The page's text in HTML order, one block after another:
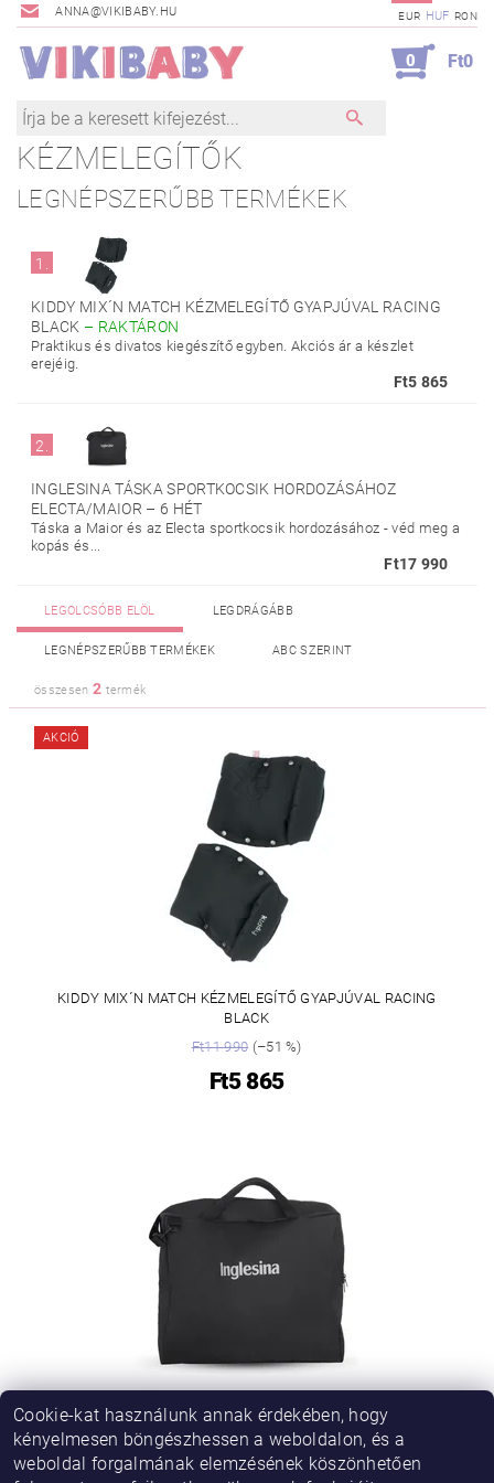
ANNA@VIKIBABY.HU EUR HUF RON
0 Ft0
KÉZMELEGÍTŐK
LEGNÉPSZERŰBB TERMÉKEK
1.
KIDDY MIX´N MATCH KÉZMELEGÍTŐ GYAPJÚVAL RACING
BLACK – RAKTÁRON
Praktikus és divatos kiegészítő egyben. Akciós ár a készlet
erejéig.
Ft5 865
2.
INGLESINA TÁSKA SPORTKOCSIK HORDOZÁSÁHOZ
ELECTA/MAIOR – 6 HÉT
Táska a Maior és az Electa sportkocsik hordozásához - véd meg a
kopás és...
Ft17 990
LEGOLCSÓBB ELÖL LEGDRÁGÁBB
LEGNÉPSZERŰBB TERMÉKEK ABC SZERINT
összesen 2 termék
AKCIÓ
KIDDY MIX´N MATCH KÉZMELEGÍTŐ GYAPJÚVAL RACING
BLACK
Ft11 990(–51 %)
Ft5 865
INGLESINA TÁSKA SPORTKOCSIK HORDOZÁSÁHOZ
ELECTA/MAIOR
Cookie-kat használunk annak érdekében, hogy
kényelmesen böngészhessen a weboldalon, és a
weboldal forgalmának elemzésének köszönhetően